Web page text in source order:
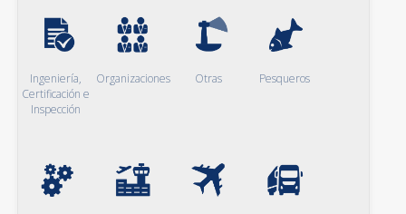
Ingeniería,
Certificación e
Inspección
Organizaciones Otras Pesqueros